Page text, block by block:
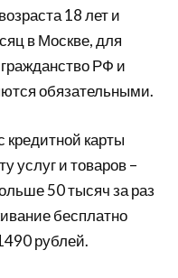
18 лет и
в Москве, для
РФ и
обязательными.
кредитной карты
услуг и товаров –
50 тысяч за раз
бесплатно
рублей.